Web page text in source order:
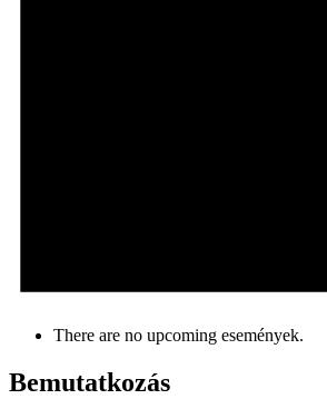
There are no upcoming események.
Bemutatkozás